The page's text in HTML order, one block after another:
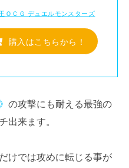
ＯＣＧ デュエルモンスターズ
購入はこちらから！
の攻撃にも耐える最強の
出来ます。
けでは攻めに転じる事が